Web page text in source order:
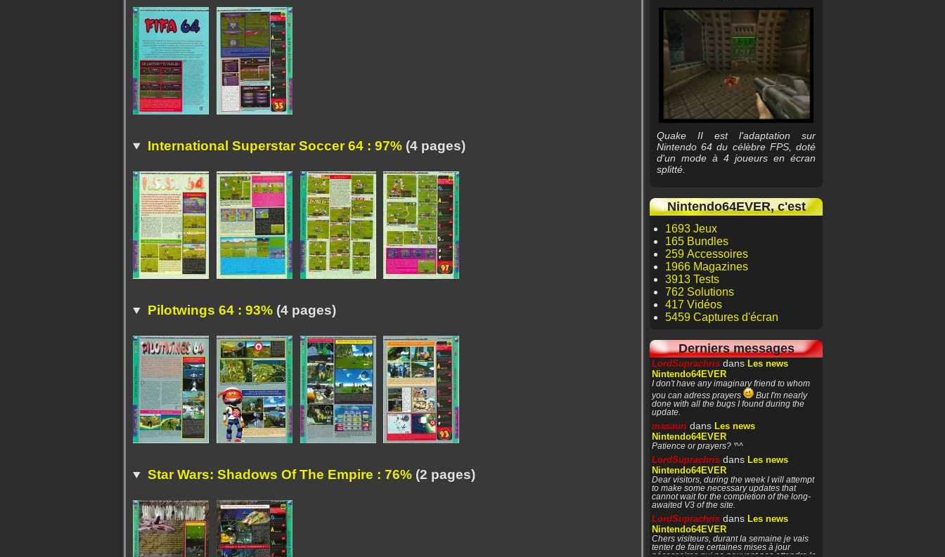
International Superstar Soccer 64 : 97%(4 pages)
Pilotwings 64 : 93%(4 pages)
Star Wars: Shadows Of The Empire : 76%(2 pages)
Quake II est l'adaptation sur
Nintendo 64 du célèbre FPS, doté
d'un mode à 4 joueurs en écran
splitté.
Nintendo64EVER, c'est
1693 Jeux
165 Bundles
259 Accessoires
1966 Magazines
3913 Tests
762 Solutions
417 Vidéos
5459 Captures d'écran
Derniers messages
LordSuprachris dans Les news
Nintendo64EVER
I don't have any imaginary friend to whom
you can adress prayers
But I'm nearly
done with all the bugs I found during the
update.
masauri dans Les news
Nintendo64EVER
Patience or prayers? '^^
LordSuprachris dans Les news
Nintendo64EVER
Dear visitors, during the week I will attempt
to make some necessary updates that
cannot wait for the completion of the long-
awaited V3 of the site.
LordSuprachris dans Les news
Nintendo64EVER
Chers visiteurs, durant la semaine je vais
tenter de faire certaines mises à jour